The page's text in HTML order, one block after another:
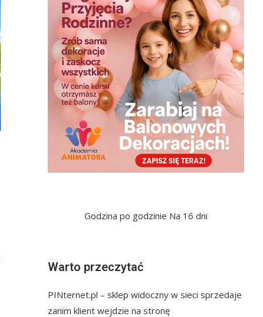
Godzina po godzinie Na 16 dni
Warto przeczytać
PINternet.pl – sklep widoczny w sieci sprzedaje
zanim klient wejdzie na stronę